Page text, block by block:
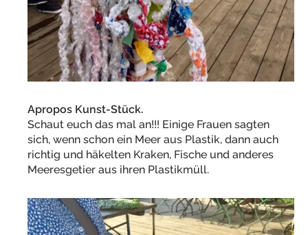
Apropos Kunst-Stück.
Schaut euch das mal an!!! Einige Frauen sagten
sich, wenn schon ein Meer aus Plastik, dann auch
richtig und häkelten Kraken, Fische und anderes
Meeresgetier aus ihren Plastikmüll.